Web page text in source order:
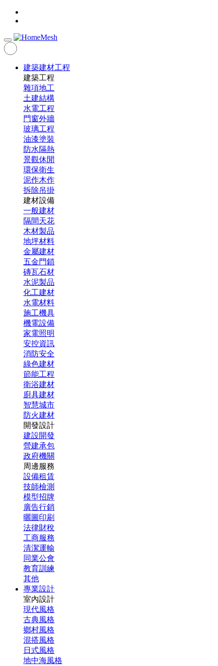
建築建材工程
建築工程
雜項地工
土建結構
水電工程
門窗外牆
玻璃工程
油漆塗裝
防水隔熱
景觀休閒
環保衛生
泥作木作
拆除吊掛
建材設備
一般建材
隔間天花
木材製品
地坪材料
金屬建材
五金門鎖
磚瓦石材
水泥製品
化工建材
水電材料
施工機具
機電設備
家電照明
安控資訊
消防安全
綠色建材
節能工程
衛浴建材
廚具建材
智慧城市
防火建材
開發設計
建設開發
營建承包
政府機關
周邊服務
設備租賃
技師檢測
模型招牌
廣告行銷
曬圖印刷
法律財稅
工商服務
清潔運輸
同業公會
教育訓練
其他
專業設計
室內設計
現代風格
古典風格
鄉村風格
混搭風格
日式風格
地中海風格